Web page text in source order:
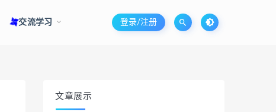
交流学习 登录/注册
文章展示